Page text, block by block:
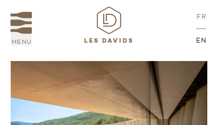
MENU LES DAVIDS
FR
EN